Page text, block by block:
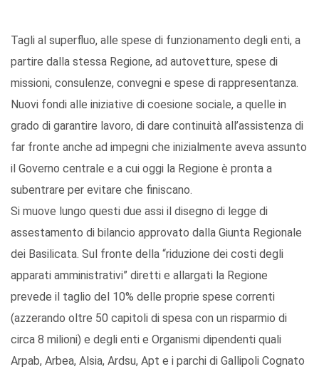
Tagli al superfluo, alle spese di funzionamento degli enti, a
partire dalla stessa Regione, ad autovetture, spese di
missioni, consulenze, convegni e spese di rappresentanza.
Nuovi fondi alle iniziative di coesione sociale, a quelle in
grado di garantire lavoro, di dare continuità all’assistenza di
far fronte anche ad impegni che inizialmente aveva assunto
il Governo centrale e a cui oggi la Regione è pronta a
subentrare per evitare che finiscano.
Si muove lungo questi due assi il disegno di legge di
assestamento di bilancio approvato dalla Giunta Regionale
dei Basilicata. Sul fronte della “riduzione dei costi degli
apparati amministrativi” diretti e allargati la Regione
prevede il taglio del 10% delle proprie spese correnti
(azzerando oltre 50 capitoli di spesa con un risparmio di
circa 8 milioni) e degli enti e Organismi dipendenti quali
Arpab, Arbea, Alsia, Ardsu, Apt e i parchi di Gallipoli Cognato